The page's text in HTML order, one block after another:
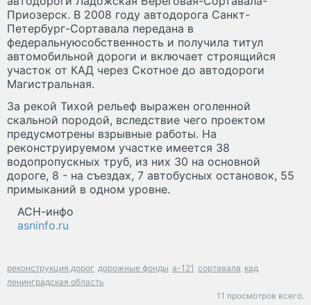
Приозерск. В 2008 году автодорога Санкт-
Петербург-Сортавала передана в
федеральнуюсобственность и получила титул
автомобильной дороги и включает строящийся
участок от КАД через Скотное до автодороги
Магистральная.
За рекой Тихой рельеф выражен оголенной
скальной породой, вследствие чего проектом
предусмотрены взрывные работы. На
реконструируемом участке имеется 38
водопропускных труб, из них 30 на основной
дороге, 8 - на съездах, 7 автобусных остановок, 55
примыканий в одном уровне.
АСН-инфо
asninfo.ru
реконструкция дорог дорожные фонды а-121 сортавала кад
ленинградская область
11 просмотров всего.